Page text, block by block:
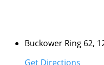
Buckower Ring 62,
Get Directions